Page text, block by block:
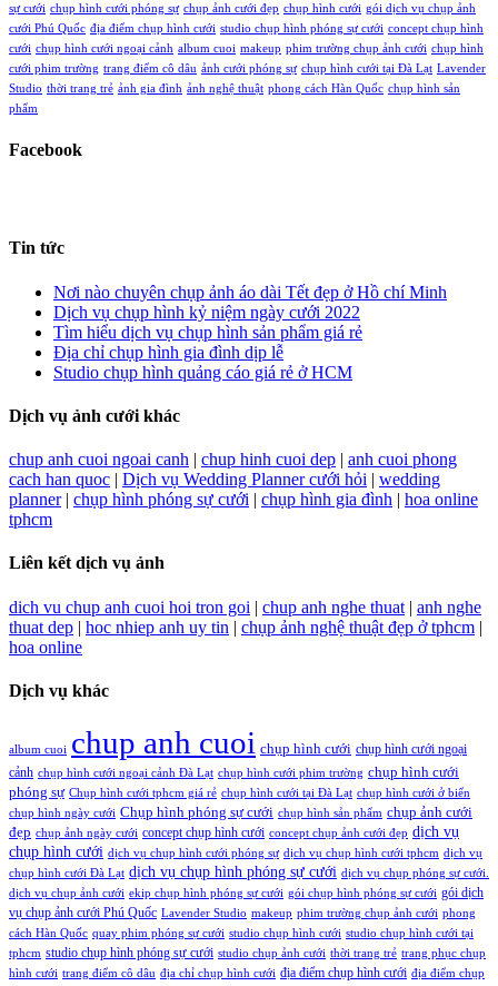
sự cưới chụp hình cưới phóng sự chụp ảnh cưới đẹp chụp hình cưới gói dịch vụ chụp ảnh
cưới Phú Quốc địa điểm chụp hình cưới studio chụp hình phóng sự cưới concept chụp hình
cưới chụp hình cưới ngoại cảnh album cuoi makeup phim trường chụp ảnh cưới chụp hình
cưới phim trường trang điểm cô dâu ảnh cưới phóng sự chụp hình cưới tại Đà Lạt Lavender
Studio thời trang trẻ ảnh gia đình ảnh nghệ thuật phong cách Hàn Quốc chụp hình sản
phẩm
Facebook
Tin tức
Nơi nào chuyên chụp ảnh áo dài Tết đẹp ở Hồ chí Minh
Dịch vụ chụp hình kỷ niệm ngày cưới 2022
Tìm hiểu dịch vụ chụp hình sản phẩm giá rẻ
Địa chỉ chụp hình gia đình dịp lễ
Studio chụp hình quảng cáo giá rẻ ở HCM
Dịch vụ ảnh cưới khác
chup anh cuoi ngoai canh | chup hinh cuoi dep | anh cuoi phong
cach han quoc | Dịch vụ Wedding Planner cưới hỏi | wedding
planner| chụp hình phóng sự cưới | chụp hình gia đình | hoa online
tphcm
Liên kết dịch vụ ảnh
dich vu chup anh cuoi hoi tron goi | chup anh nghe thuat | anh nghe
thuat dep | hoc nhiep anh uy tin | chụp ảnh nghệ thuật đẹp ở tphcm |
hoa online
Dịch vụ khác
album cuoi chup anh cuoi chụp hình cưới chụp hình cưới ngoại
cảnh chụp hình cưới ngoại cảnh Đà Lạt chụp hình cưới phim trường chụp hình cưới
phóng sự Chụp hình cưới tphcm giá rẻ chụp hình cưới tại Đà Lạt chụp hình cưới ở biển
chụp hình ngày cưới Chụp hình phóng sự cưới chụp hình sản phẩm chụp ảnh cưới
đẹp chụp ảnh ngày cưới concept chụp hình cưới concept chụp ảnh cưới đẹp dịch vụ
chụp hình cưới dịch vụ chụp hình cưới phóng sự dịch vụ chụp hình cưới tphcm dịch vụ
chụp hình cưới Đà Lạt dịch vụ chụp hình phóng sự cưới dịch vụ chụp phóng sự cưới.
dịch vụ chụp ảnh cưới ekip chụp hình phóng sự cưới gói chụp hình phóng sự cưới gói dịch
vụ chụp ảnh cưới Phú Quốc Lavender Studio makeup phim trường chụp ảnh cưới phong
cách Hàn Quốc quay phim phóng sự cưới studio chụp hình cưới studio chụp hình cưới tại
tphcm studio chụp hình phóng sự cưới studio chụp ảnh cưới thời trang trẻ trang phục chụp
hình cưới trang điểm cô dâu địa chỉ chụp hình cưới địa điểm chụp hình cưới địa điểm chụp